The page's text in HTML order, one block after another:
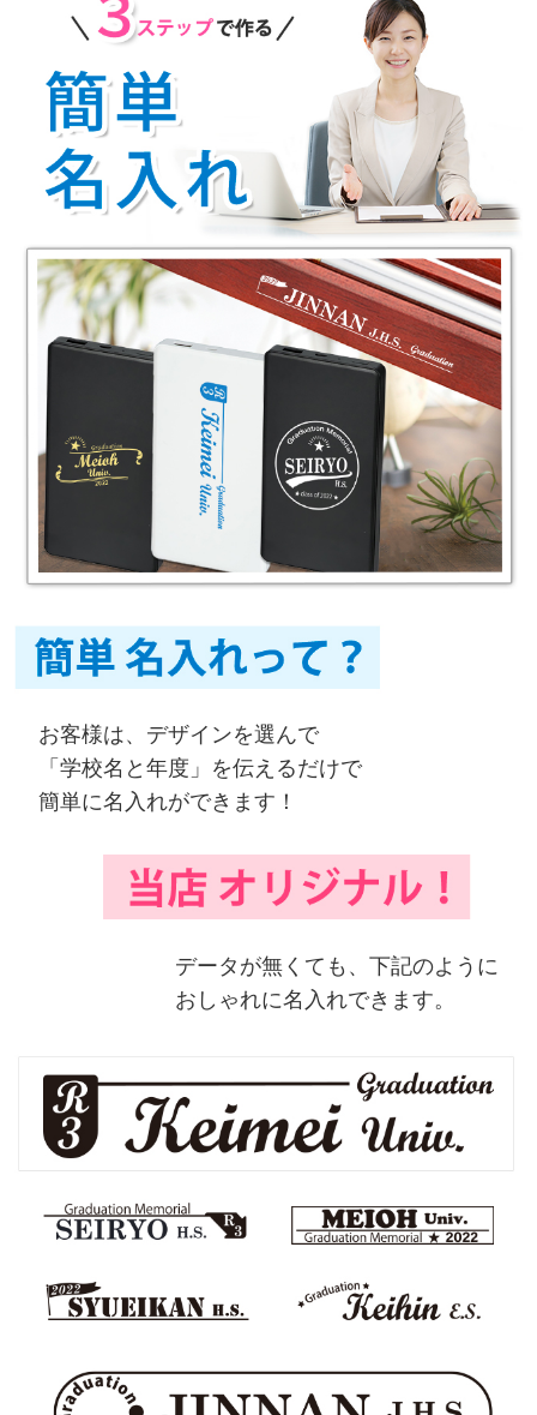
お客様は、デザインを選んで
「学校名と年度」を伝えるだけで
簡単に名入れができます！
データが無くても、下記のように
おしゃれに名入れできます。